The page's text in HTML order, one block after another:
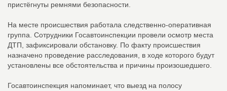
пристёгнуты ремнями безопасности.
На месте происшествия работала следственно-оперативная
группа. Сотрудники Госавтоинспекции провели осмотр места
ДТП, зафиксировали обстановку. По факту происшествия
назначено проведение расследования, в ходе которого будут
установлены все обстоятельства и причины произошедшего.
Госавтоинспекция напоминает, что выезд на полосу